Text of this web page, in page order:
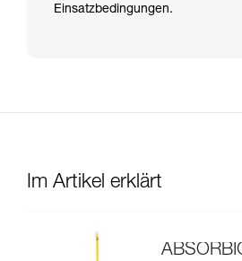
Einsatzbedingungen.
Im Artikel erklärt